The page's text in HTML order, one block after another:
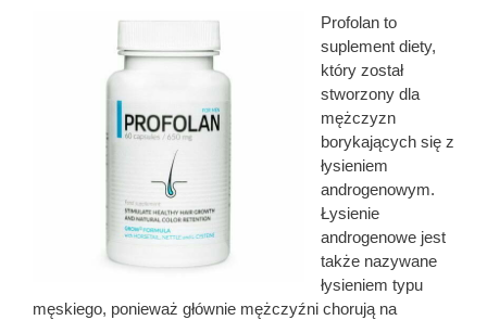
Profolan to
suplement diety,
który został
stworzony dla
mężczyzn
borykających się z
łysieniem
androgenowym.
Łysienie
androgenowe jest
także nazywane
łysieniem typu
męskiego, ponieważ głównie mężczyźni chorują na